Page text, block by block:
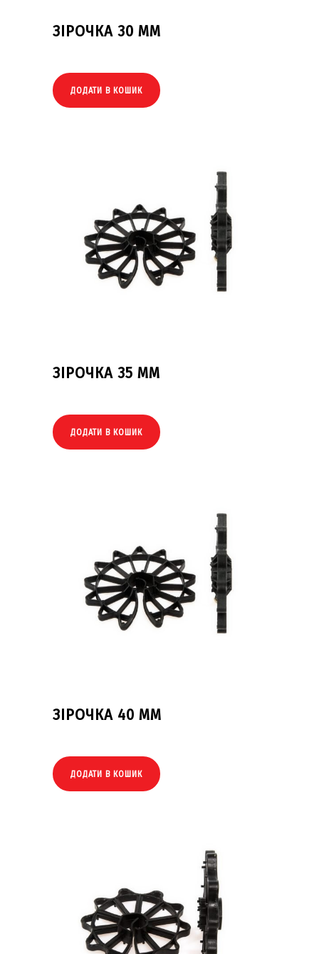
ЗІРОЧКА 30 ММ
ДОДАТИ В КОШИК
ЗІРОЧКА 35 ММ
ДОДАТИ В КОШИК
ЗІРОЧКА 40 ММ
ДОДАТИ В КОШИК